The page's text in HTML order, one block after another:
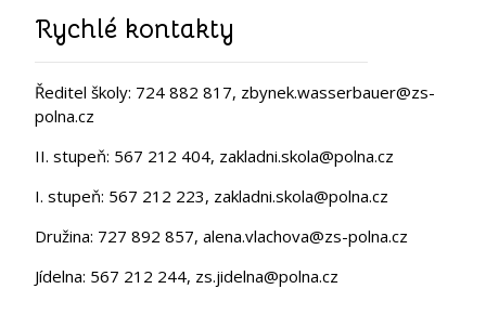
Rychlé kontakty
Ředitel školy: 724 882 817, zbynek.wasserbauer@zs-
polna.cz
II. stupeň: 567 212 404, zakladni.skola@polna.cz
I. stupeň: 567 212 223, zakladni.skola@polna.cz
Družina: 727 892 857, alena.vlachova@zs-polna.cz
Jídelna: 567 212 244, zs.jidelna@polna.cz